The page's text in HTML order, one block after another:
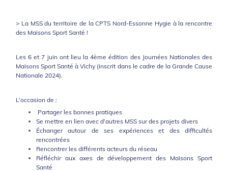
> La MSS du territoire de la CPTS Nord-Essonne Hygie à la rencontre
des Maisons Sport Santé !
Les 6 et 7 juin ont lieu la 4ème édition des Journées Nationales des
Maisons Sport Santé à Vichy (inscrit dans le cadre de la Grande Cause
Nationale 2024).
L’occasion de :
Partager les bonnes pratiques
Se mettre en lien avec d’autres MSS sur des projets divers
Échanger autour de ses expériences et des difficultés
rencontrées
Rencontrer les différents acteurs du réseau
Réfléchir aux axes de développement des Maisons Sport
Santé